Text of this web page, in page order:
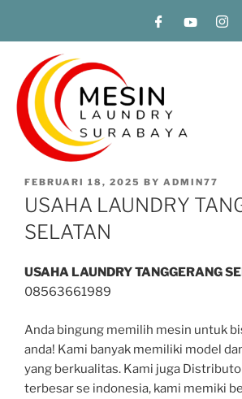
FEBRUARI 18, 2025 BY ADMIN77
USAHA LAUNDRY
SELATAN
USAHA LAUNDRY TANGGERANG
08563661989
Anda bingung memilih mesin untuk
anda! Kami banyak memiliki model
yang berkualitas. Kami juga
terbesar se indonesia, kami memiki